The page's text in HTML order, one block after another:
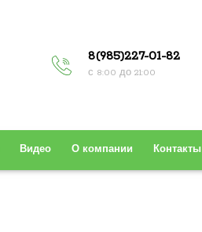
8(985)227-01-82
с 8:00 до 21:00
Видео О компании Контакты